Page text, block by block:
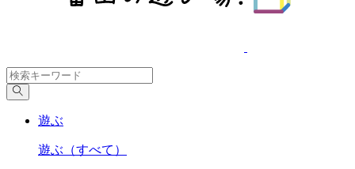
遊ぶ
遊ぶ （すべて）